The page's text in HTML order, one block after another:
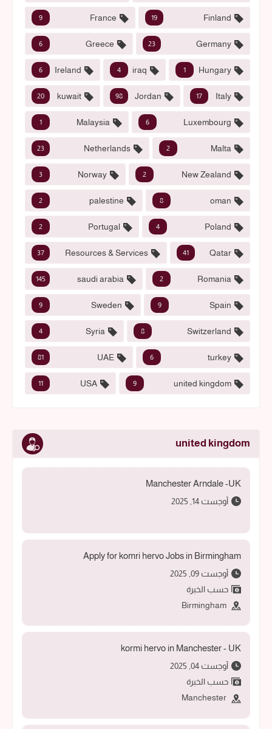
Finland
19
France
9
Germany
23
Greece
6
Hungary
1
iraq
4
Ireland
6
Italy
17
Jordan
98
kuwait
20
Luxembourg
6
Malaysia
1
Malta
2
Netherlands
23
New Zealand
2
Norway
3
oman
8
palestine
2
Poland
4
Portugal
2
Qatar
41
Resources & Services
37
Romania
2
saudi arabia
145
Spain
9
Sweden
9
Switzerland
8
Syria
4
turkey
6
UAE
81
united kingdom
9
USA
11
united kingdom
Manchester Arndale -UK
أوجست 14, 2025
Apply for komri hervo Jobs in Birmingham
أوجست 09, 2025
حسب الخبرة
kormi hervo in Manchester - UK
أوجست 04, 2025
حسب الخبرة